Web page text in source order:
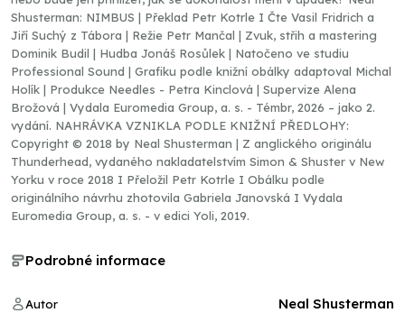
Shusterman: NIMBUS | Překlad Petr Kotrle I Čte Vasil Fridrich a
Jiří Suchý z Tábora | Režie Petr Mančal | Zvuk, střih a mastering
Dominik Budil | Hudba Jonáš Rosůlek | Natočeno ve studiu
Professional Sound | Grafiku podle knižní obálky adaptoval Michal
Holík | Produkce Needles - Petra Kinclová | Supervize Alena
Brožová | Vydala Euromedia Group, a. s. - Témbr, 2026 – jako 2.
vydání. NAHRÁVKA VZNIKLA PODLE KNIŽNÍ PŘEDLOHY:
Copyright © 2018 by Neal Shusterman | Z anglického originálu
Thunderhead, vydaného nakladatelstvím Simon & Shuster v New
Yorku v roce 2018 I Přeložil Petr Kotrle I Obálku podle
originálního návrhu zhotovila Gabriela Janovská I Vydala
Euromedia Group, a. s. - v edici Yoli, 2019.
Podrobné informace
Autor Neal Shusterman